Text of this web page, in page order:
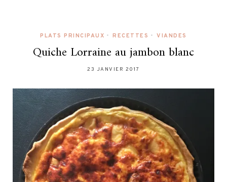
PLATS PRINCIPAUX • RECETTES • VIANDES
Quiche Lorraine au jambon blanc
23 JANVIER 2017